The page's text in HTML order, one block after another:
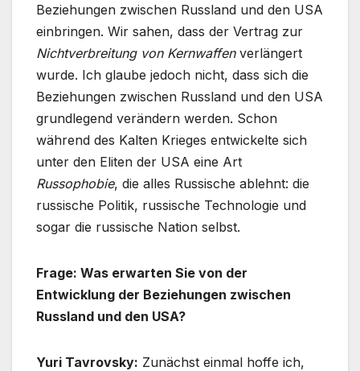
Beziehungen zwischen Russland und den USA
einbringen. Wir sahen, dass der Vertrag zur
Nichtverbreitung von Kernwaffen verlängert
wurde. Ich glaube jedoch nicht, dass sich die
Beziehungen zwischen Russland und den USA
grundlegend verändern werden. Schon
während des Kalten Krieges entwickelte sich
unter den Eliten der USA eine Art
Russophobie, die alles Russische ablehnt: die
russische Politik, russische Technologie und
sogar die russische Nation selbst.
Frage: Was erwarten Sie von der
Entwicklung der Beziehungen zwischen
Russland und den USA?
Yuri Tavrovsky: Zunächst einmal hoffe ich,